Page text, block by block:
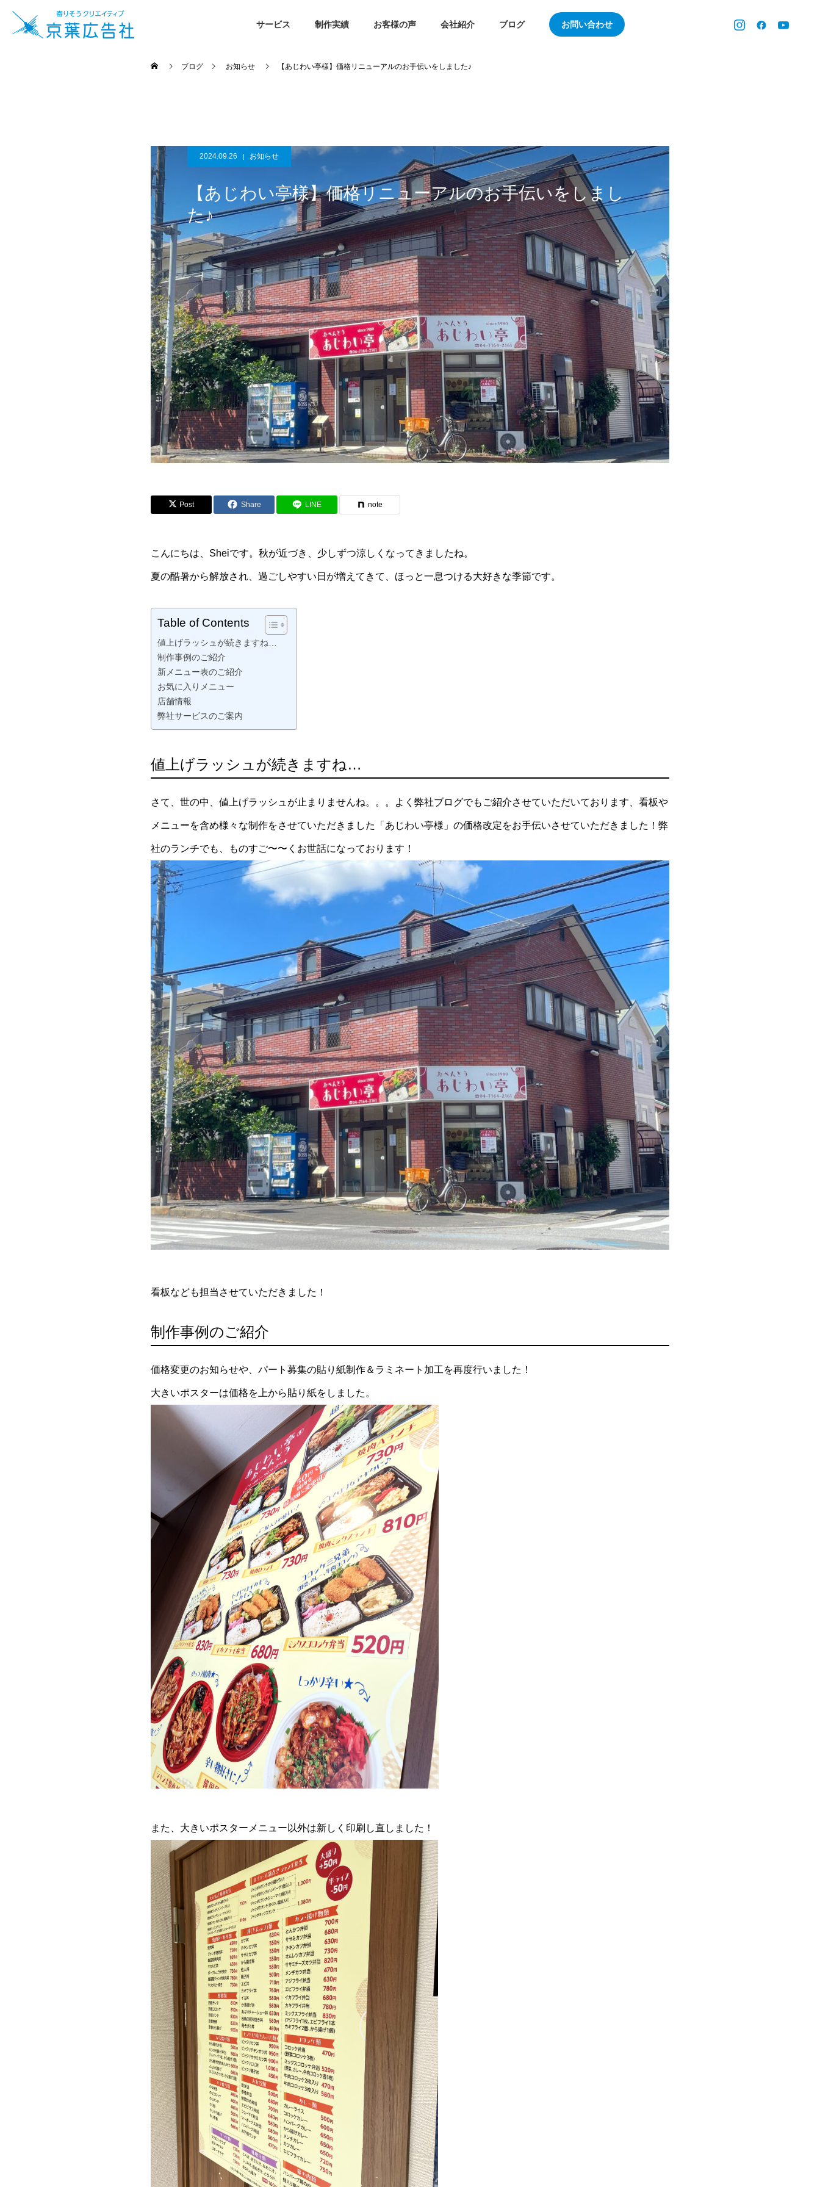
サービス 制作実績 お客様の声 会社紹介 ブログ お問い合わせ
ブログ お知らせ 【あじわい亭様】価格リニューアルのお手伝いをしました♪
2024.09.26 お知らせ
【あじわい亭様】価格リニューアルのお手伝いをしまし
た♪
Post Share LINE note
こんにちは、Sheiです。秋が近づき、少しずつ涼しくなってきましたね。
夏の酷暑から解放され、過ごしやすい日が増えてきて、ほっと一息つける大好きな季節です。
Table of Contents
値上げラッシュが続きますね…
制作事例のご紹介
新メニュー表のご紹介
お気に入りメニュー
店舗情報
弊社サービスのご案内
値上げラッシュが続きますね…
さて、世の中、値上げラッシュが止まりませんね。。。よく弊社ブログでもご紹介させていただいております、看板や
メニューを含め様々な制作をさせていただきました「あじわい亭様」の価格改定をお手伝いさせていただきました！弊
社のランチでも、ものすご〜〜くお世話になっております！
看板なども担当させていただきました！
制作事例のご紹介
価格変更のお知らせや、パート募集の貼り紙制作＆ラミネート加工を再度行いました！
大きいポスターは価格を上から貼り紙をしました。
また、大きいポスターメニュー以外は新しく印刷し直しました！